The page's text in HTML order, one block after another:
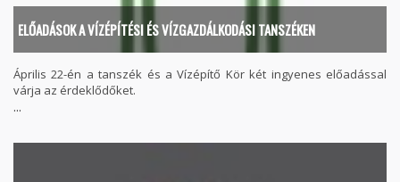
ELŐADÁSOK A VÍZÉPÍTÉSI ÉS VÍZGAZDÁLKODÁSI TANSZÉKEN
Április 22-én a tanszék és a Vízépítő Kör két ingyenes előadással
várja az érdeklődőket.
...